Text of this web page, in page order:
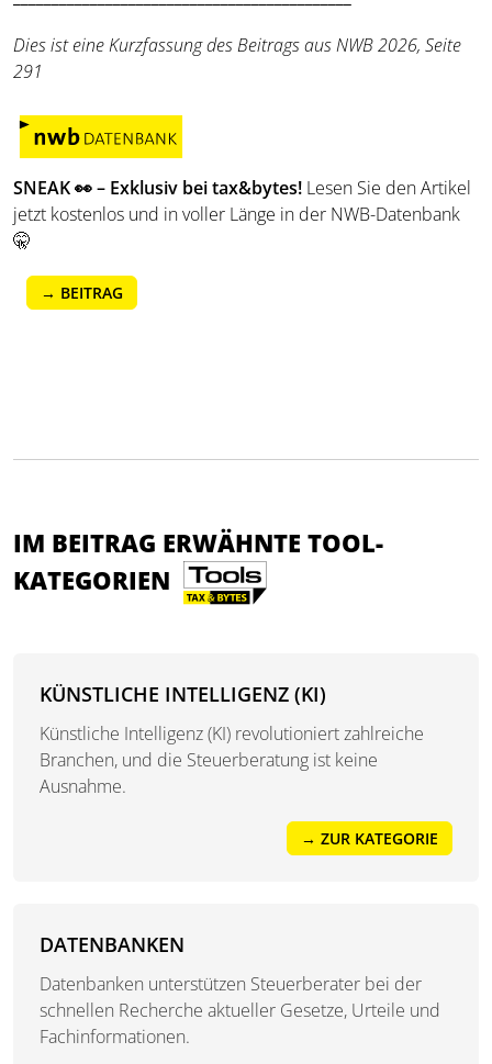
Dies ist eine Kurzfassung des Beitrags aus NWB 2026, Seite
291
SNEAK👀– Exklusiv bei tax&bytes! Lesen Sie den Artikel
jetzt kostenlos und in voller Länge in der NWB-Datenbank
🤫
→ BEITRAG
IM BEITRAG ERWÄHNTE TOOL-
KATEGORIEN
KÜNSTLICHE INTELLIGENZ (KI)
Künstliche Intelligenz (KI) revolutioniert zahlreiche
Branchen, und die Steuerberatung ist keine
Ausnahme.
→ ZUR KATEGORIE
DATENBANKEN
Datenbanken unterstützen Steuerberater bei der
schnellen Recherche aktueller Gesetze, Urteile und
Fachinformationen.